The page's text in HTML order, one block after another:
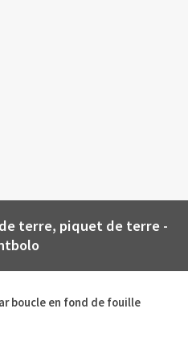
terre, piquet de terre -
boucle en fond de fouille